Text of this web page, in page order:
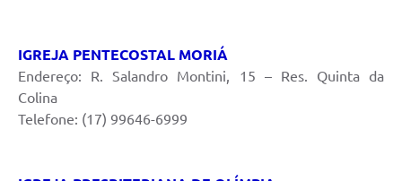
IGREJA PENTECOSTAL MORIÁ
Endereço: R. Salandro Montini, 15 – Res. Quinta da
Colina
Telefone: (17) 99646-6999